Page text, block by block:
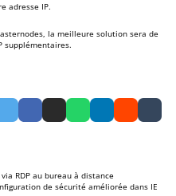
adresse IP.
la meilleure solution sera de
supplémentaires.
RDP au bureau à distance
de sécurité améliorée dans IE